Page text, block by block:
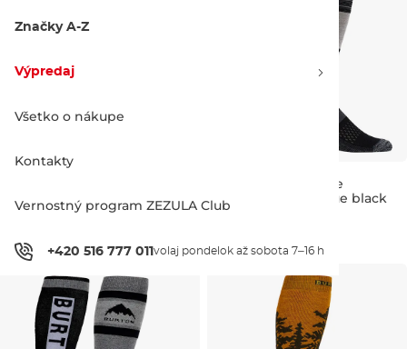
Značky A-Z
Výpredaj
Všetko o nákupe
Kontakty
Vernostný program ZEZULA Club
+420 516 777 011 volaj pondelok až sobota 7–16 h
Midweight sunrise
Burton Performance
Lightweight 2Pk true black